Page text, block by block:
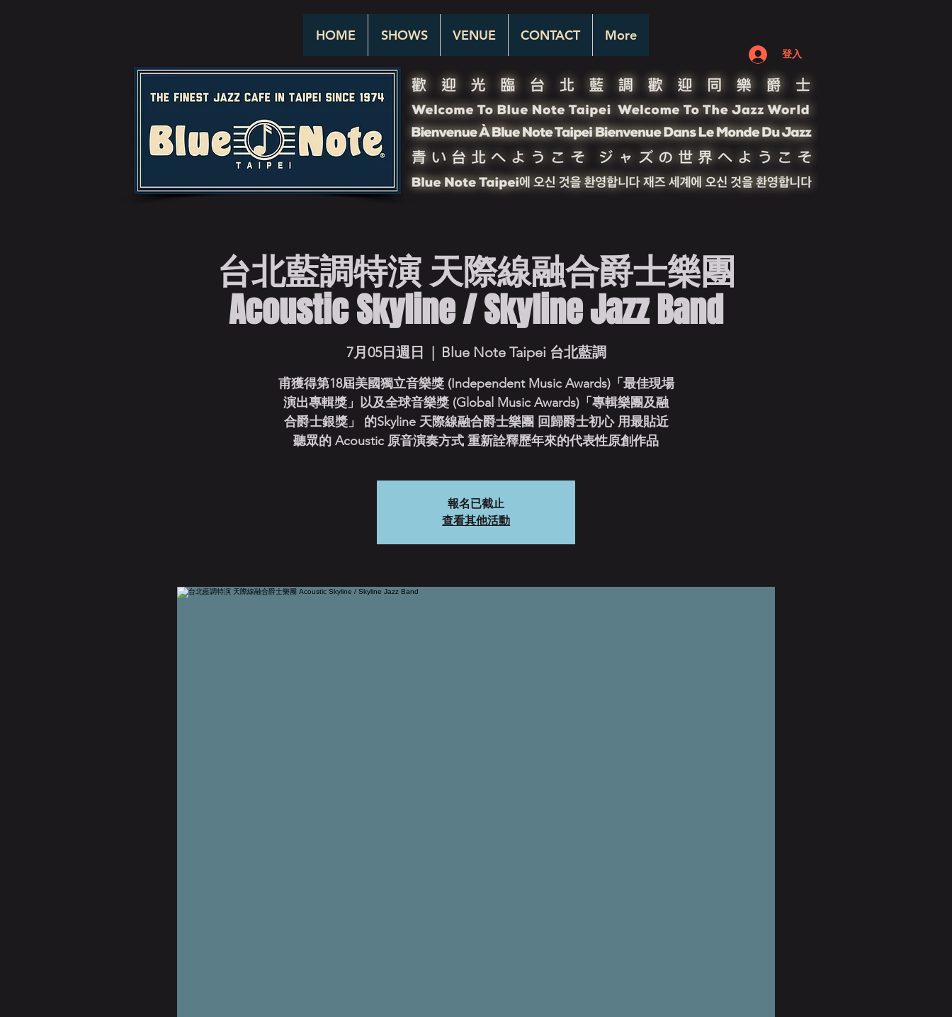
HOME SHOWS VENUE CONTACT More
登入
台北藍調特演 天際線融合爵士樂團
Acoustic Skyline / Skyline Jazz Band
7月05日週日
  |
Blue Note Taipei 台北藍調
甫獲得第18屆美國獨立音樂獎 (Independent Music Awards)「最佳現場
演出專輯獎」以及全球音樂獎 (Global Music Awards)「專輯樂團及融
合爵士銀獎」 的Skyline 天際線融合爵士樂團 回歸爵士初心 用最貼近
聽眾的 Acoustic 原音演奏方式 重新詮釋歷年來的代表性原創作品
報名已截止
查看其他活動